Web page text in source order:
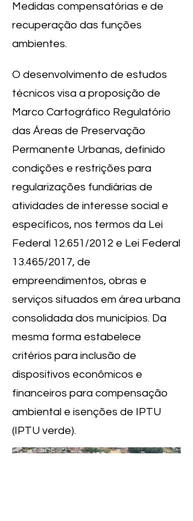
Medidas compensatórias e de
recuperação das funções
ambientes.
O desenvolvimento de estudos
técnicos visa a proposição de
Marco Cartográfico Regulatório
das Áreas de Preservação
Permanente Urbanas, definido
condições e restrições para
regularizações fundiárias de
atividades de interesse social e
específicos, nos termos da Lei
Federal 12.651/2012 e Lei Federal
13.465/2017, de
empreendimentos, obras e
serviços situados em área urbana
consolidada dos municípios. Da
mesma forma estabelece
critérios para inclusão de
dispositivos econômicos e
financeiros para compensação
ambiental e isenções de IPTU
(IPTU verde).